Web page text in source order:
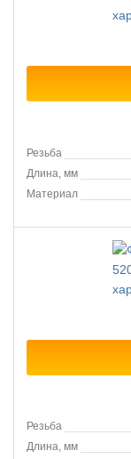
Резьба
Длина, мм
Материал
Резьба
Длина, мм